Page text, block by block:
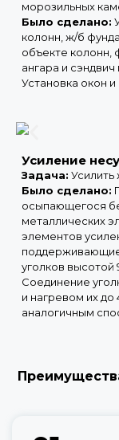
морозильных
Было сделано:
колонн, ж/б
объекте колонн,
ангара и
Установка окон и
Усиление
Задача: Усилить
Было сделано:
осыпающегося
металлических
элементов
уголков высотой
Соединение
и нагревом их
аналогичным